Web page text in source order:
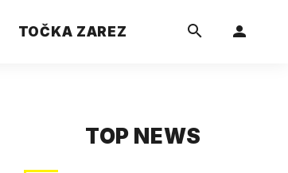
TOČKA ZAREZ
TOP NEWS